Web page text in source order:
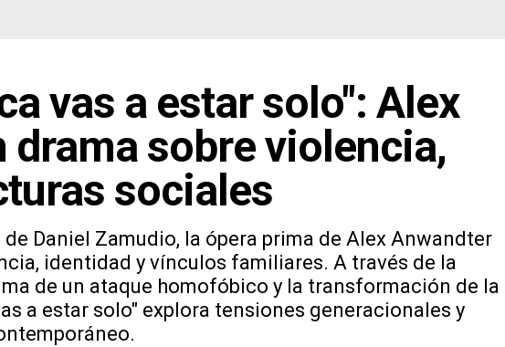
vas a estar solo": Alex
drama sobre violencia,
sociales
Daniel Zamudio, la ópera prima de Alex Anwandter
identidad y vínculos familiares. A través de la
de un ataque homofóbico y la transformación de la
a estar solo" explora tensiones generacionales y